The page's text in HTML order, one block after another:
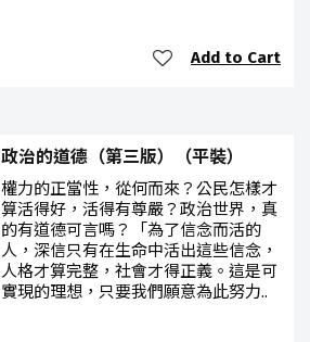
Add to Cart
政治的道德（第三版）（平裝）
權力的正當性，從何而來？公民怎樣才
算活得好，活得有尊嚴？政治世界，真
的有道德可言嗎？「為了信念而活的
人，深信只有在生命中活出這些信念，
人格才算完整，社會才得正義。這是可
實現的理想，只要我們願意為此努力..